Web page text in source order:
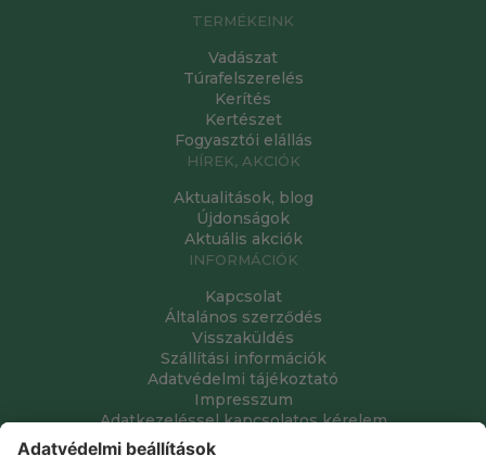
TERMÉKEINK
Vadászat
Túrafelszerelés
Kerítés
Kertészet
Fogyasztói elállás
HÍREK, AKCIÓK
Aktualitások, blog
Újdonságok
Aktuális akciók
INFORMÁCIÓK
Kapcsolat
Általános szerződés
Visszaküldés
Szállítási információk
Adatvédelmi tájékoztató
Impresszum
Adatkezeléssel kapcsolatos kérelem